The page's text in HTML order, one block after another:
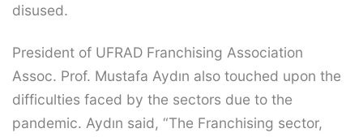
disused.
President of UFRAD Franchising Association
Assoc. Prof. Mustafa Aydın also touched upon the
difficulties faced by the sectors due to the
pandemic. Aydın said, “The Franchising sector,